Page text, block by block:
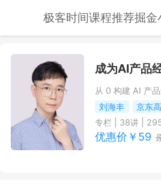
极客时间课程推荐掘金
成为AI产品
从 0 构建 AI 产
刘海丰
京东
专栏
38讲 |
优惠价￥ 59